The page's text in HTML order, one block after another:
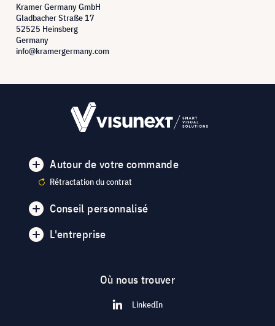
Kramer Germany GmbH
Gladbacher Straße 17
52525 Heinsberg
Germany
info@kramergermany.com
Autour de votre commande
Rétractation du contrat
Conseil personnalisé
L'entreprise
Où nous trouver
LinkedIn